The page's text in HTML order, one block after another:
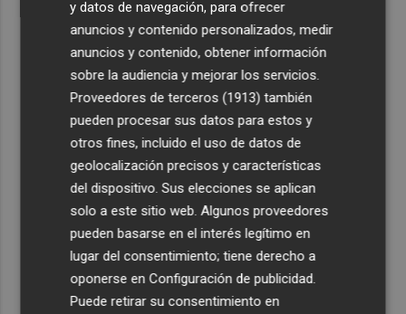
y datos de navegación, para ofrecer
anuncios y contenido personalizados, medir
anuncios y contenido, obtener información
sobre la audiencia y mejorar los servicios.
Proveedores de terceros (1913) también
pueden procesar sus datos para estos y
otros fines, incluido el uso de datos de
geolocalización precisos y características
del dispositivo. Sus elecciones se aplican
solo a este sitio web. Algunos proveedores
pueden basarse en el interés legítimo en
lugar del consentimiento; tiene derecho a
oponerse enConfiguración de publicidad
Puede retirar su consentimiento en